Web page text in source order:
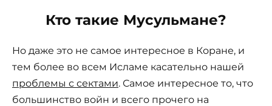
Кто такие Мусульмане?
Но даже это не самое интересное в Коране, и
тем более во всем Исламе касательно нашей
проблемы с сектами. Самое интересное то, что
большинство войн и всего прочего на